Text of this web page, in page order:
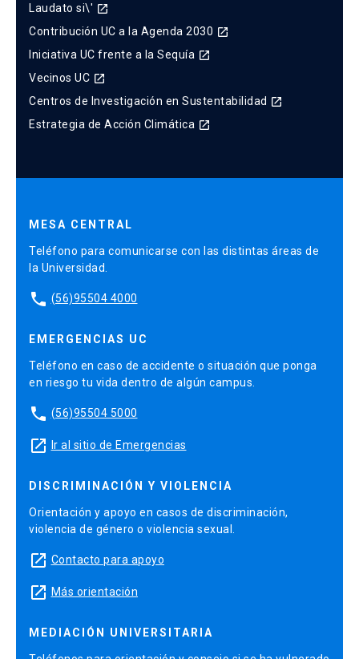
Laudato si\' launch
Contribución UC a la Agenda 2030 launch
Iniciativa UC frente a la Sequía launch
Vecinos UC launch
Centros de Investigación en Sustentabilidad launch
Estrategia de Acción Climática launch
MESA CENTRAL
Teléfono para comunicarse con las distintas áreas de
la Universidad.
phone (56)95504 4000
EMERGENCIAS UC
Teléfono en caso de accidente o situación que ponga
en riesgo tu vida dentro de algún campus.
phone (56)95504 5000
launch Ir al sitio de Emergencias
DISCRIMINACIÓN Y VIOLENCIA
Orientación y apoyo en casos de discriminación,
violencia de género o violencia sexual.
launch Contacto para apoyo
launch Más orientación
MEDIACIÓN UNIVERSITARIA